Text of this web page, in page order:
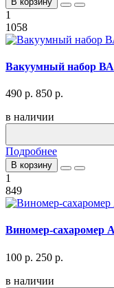
1
1058
Вакуумный набор
490 р. 850 р.
в наличии
Подробнее
В корзину
1
849
Виномер-сахаромер
100 р. 250 р.
в наличии